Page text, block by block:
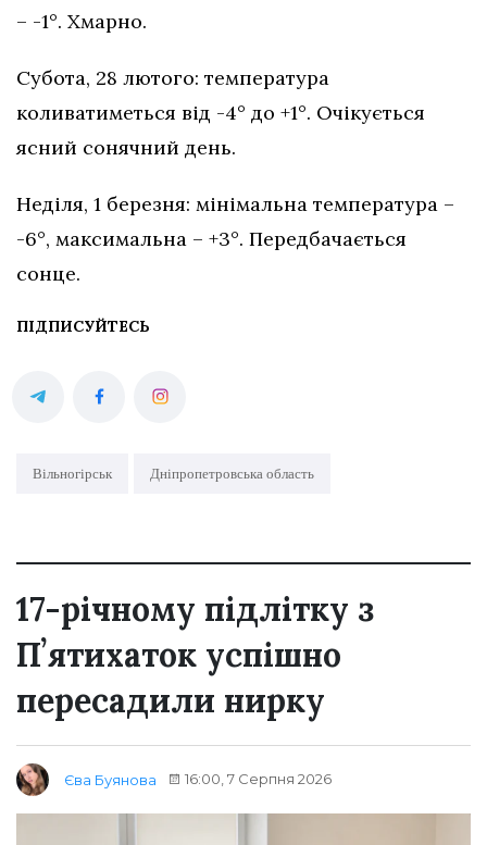
– -1°. Хмарно.
Субота, 28 лютого: температура
коливатиметься від -4° до +1°. Очікується
ясний сонячний день.
Неділя, 1 березня: мінімальна температура –
-6°, максимальна – +3°. Передбачається
сонце.
ПІДПИСУЙТЕСЬ
Вільногірськ Дніпропетровська область
17-річному підлітку з
Пʼятихаток успішно
пересадили нирку
Єва Буянова 16:00, 7 Серпня 2026